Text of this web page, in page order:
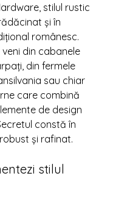
stilul rustic
și în
românesc.
din cabanele
din fermele
sau chiar
care combină
de design
constă în
și rafinat.
stilul